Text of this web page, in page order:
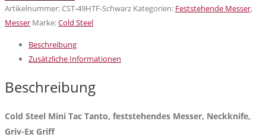
Steel
Mini
feststehendes
Griv-
Griff
Menge
Artikelnummer:CST-49HTF-Schwarz Kategorien: Feststehende Messer,
Messer Marke:Cold Steel
Beschreibung
Zusätzliche Informationen
Beschreibung
Cold Steel Mini Tac Tanto, feststehendes Messer, Neckknife,
Griv-Ex Griff